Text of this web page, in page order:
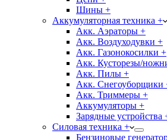
Шины +
Аккумуляторная техника +
Акк. Аэраторы +
Акк. Воздуходувки +
Акк. Газонокосилки +
Акк. Кусторезы/
Акк. Пилы +
Акк. Снегоуборщики
Акк. Триммеры +
Аккумуляторы +
Зарядные устройства
Силовая техника +
Бензиновые